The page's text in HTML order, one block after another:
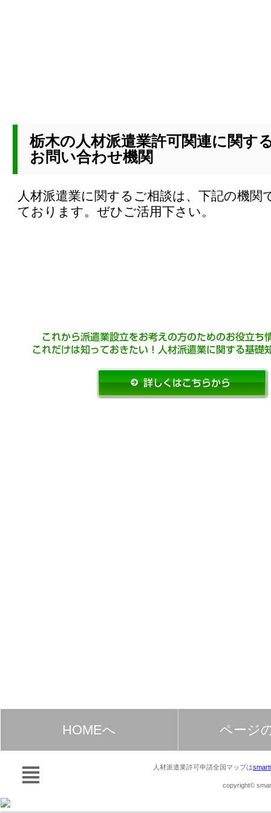
栃木の人材派遣業許可関連に関す
お問い合わせ機関
人材派遣業に関するご相談は、下記の機関
ております。ぜひご活用下さい。
HOMEへ ページ
人材派遣業許可申請全国マップは
copyright©